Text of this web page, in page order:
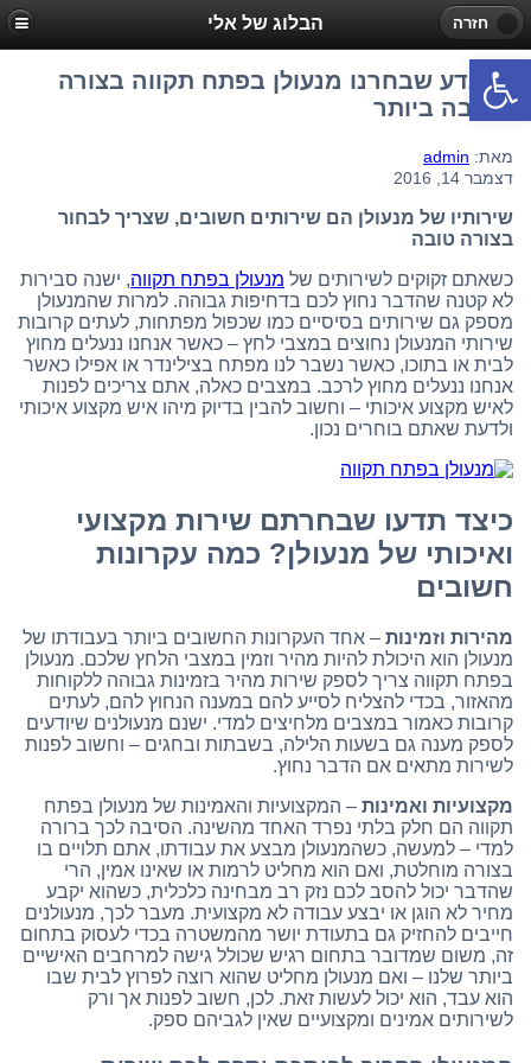
פתח סרגל נגישות
חזרה הבלוג של אלי
כך נדע שבחרנו מנעולן בפתח תקווה בצורה
הטובה ביותר
מאת: admin
דצמבר 14, 2016
שירותיו של מנעולן הם שירותים חשובים, שצריך לבחור
בצורה טובה
כשאתם זקוקים לשירותים של מנעולן בפתח תקווה, ישנה סבירות
לא קטנה שהדבר נחוץ לכם בדחיפות גבוהה. למרות שהמנעולן
מספק גם שירותים בסיסיים כמו שכפול מפתחות, לעתים קרובות
שירותי המנעולן נחוצים במצבי לחץ – כאשר אנחנו ננעלים מחוץ
לבית או בתוכו, כאשר נשבר לנו מפתח בצילינדר או אפילו כאשר
אנחנו ננעלים מחוץ לרכב. במצבים כאלה, אתם צריכים לפנות
לאיש מקצוע איכותי – וחשוב להבין בדיוק מיהו איש מקצוע איכותי
ולדעת שאתם בוחרים נכון.
כיצד תדעו שבחרתם שירות מקצועי
ואיכותי של מנעולן? כמה עקרונות
חשובים
מהירות וזמינות – אחד העקרונות החשובים ביותר בעבודתו של
מנעולן הוא היכולת להיות מהיר וזמין במצבי הלחץ שלכם. מנעולן
בפתח תקווה צריך לספק שירות מהיר בזמינות גבוהה ללקוחות
מהאזור, בכדי להצליח לסייע להם במענה הנחוץ להם, לעתים
קרובות כאמור במצבים מלחיצים למדי. ישנם מנעולנים שיודעים
לספק מענה גם בשעות הלילה, בשבתות ובחגים – וחשוב לפנות
לשירות מתאים אם הדבר נחוץ.
מקצועיות ואמינות – המקצועיות והאמינות של מנעולן בפתח
תקווה הם חלק בלתי נפרד האחד מהשינה. הסיבה לכך ברורה
למדי – למעשה, כשהמנעולן מבצע את עבודתו, אתם תלויים בו
בצורה מוחלטת, ואם הוא מחליט לרמות או שאינו אמין, הרי
שהדבר יכול להסב לכם נזק רב מבחינה כלכלית, כשהוא יקבע
מחיר לא הוגן או יבצע עבודה לא מקצועית. מעבר לכך, מנעולנים
חייבים להחזיק גם בתעודת יושר מהמשטרה בכדי לעסוק בתחום
זה, משום שמדובר בתחום רגיש שכולל גישה למרחבים האישיים
ביותר שלנו – ואם מנעולן מחליט שהוא רוצה לפרוץ לבית שבו
הוא עבד, הוא יכול לעשות זאת. לכן, חשוב לפנות אך ורק
לשירותים אמינים ומקצועיים שאין לגביהם ספק.